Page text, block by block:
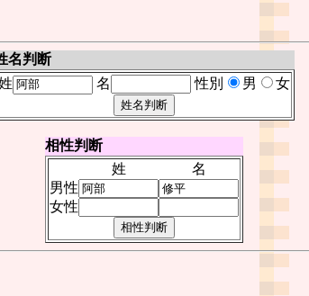
名判断
名 性別 男 女
相性判断
姓
名
男性
女性